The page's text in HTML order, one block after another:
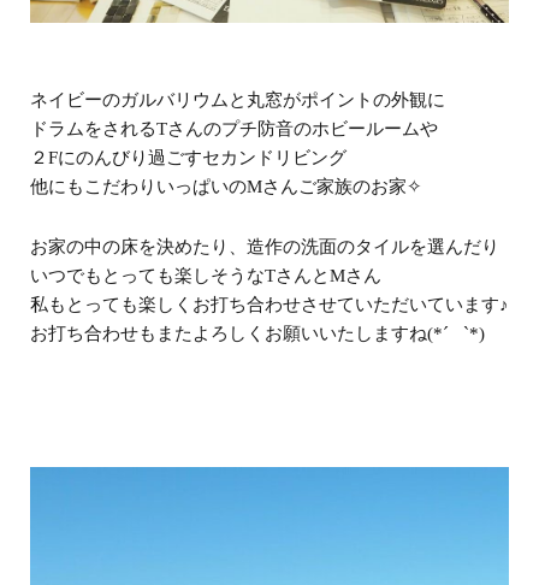
ネイビーのガルバリウムと丸窓がポイントの外観に
ドラムをされるTさんのプチ防音のホビールームや
２Fにのんびり過ごすセカンドリビング
他にもこだわりいっぱいのMさんご家族のお家✧
お家の中の床を決めたり、造作の洗面のタイルを選んだり
いつでもとっても楽しそうなTさんとMさん
私もとっても楽しくお打ち合わせさせていただいています♪
お打ち合わせもまたよろしくお願いいたしますね(*´ `*)